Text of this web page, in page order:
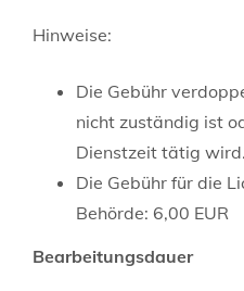
Hinweise:
Die Gebühr
nicht zuständig ist
Dienstzeit tätig wird.
Die Gebühr für die
Behörde: 6,00 EUR
Bearbeitungsdauer